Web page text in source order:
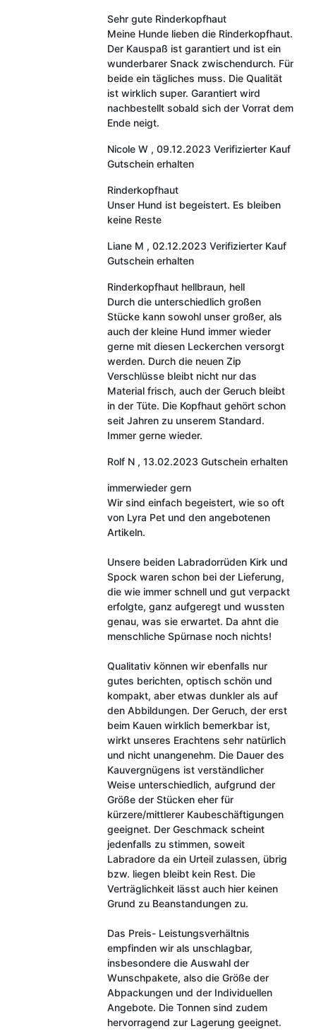
Sehr gute Rinderkopfhaut
Meine Hunde lieben die Rinderkopfhaut.
Der Kauspaß ist garantiert und ist ein
wunderbarer Snack zwischendurch. Für
beide ein tägliches muss. Die Qualität
ist wirklich super. Garantiert wird
nachbestellt sobald sich der Vorrat dem
Ende neigt.
Nicole W , 09.12.2023 Verifizierter Kauf
Gutschein erhalten
Rinderkopfhaut
Unser Hund ist begeistert. Es bleiben
keine Reste
Liane M , 02.12.2023 Verifizierter Kauf
Gutschein erhalten
Rinderkopfhaut hellbraun, hell
Durch die unterschiedlich großen
Stücke kann sowohl unser großer, als
auch der kleine Hund immer wieder
gerne mit diesen Leckerchen versorgt
werden. Durch die neuen Zip
Verschlüsse bleibt nicht nur das
Material frisch, auch der Geruch bleibt
in der Tüte. Die Kopfhaut gehört schon
seit Jahren zu unserem Standard.
Immer gerne wieder.
Rolf N , 13.02.2023 Gutschein erhalten
immerwieder gern
Wir sind einfach begeistert, wie so oft
von Lyra Pet und den angebotenen
Artikeln.
Unsere beiden Labradorrüden Kirk und
Spock waren schon bei der Lieferung,
die wie immer schnell und gut verpackt
erfolgte, ganz aufgeregt und wussten
genau, was sie erwartet. Da ahnt die
menschliche Spürnase noch nichts!
Qualitativ können wir ebenfalls nur
gutes berichten, optisch schön und
kompakt, aber etwas dunkler als auf
den Abbildungen. Der Geruch, der erst
beim Kauen wirklich bemerkbar ist,
wirkt unseres Erachtens sehr natürlich
und nicht unangenehm. Die Dauer des
Kauvergnügens ist verständlicher
Weise unterschiedlich, aufgrund der
Größe der Stücken eher für
kürzere/mittlerer Kaubeschäftigungen
geeignet. Der Geschmack scheint
jedenfalls zu stimmen, soweit
Labradore da ein Urteil zulassen, übrig
bzw. liegen bleibt kein Rest. Die
Verträglichkeit lässt auch hier keinen
Grund zu Beanstandungen zu.
Das Preis- Leistungsverhältnis
empfinden wir als unschlagbar,
insbesondere die Auswahl der
Wunschpakete, also die Größe der
Abpackungen und der Individuellen
Angebote. Die Tonnen sind zudem
hervorragend zur Lagerung geeignet.